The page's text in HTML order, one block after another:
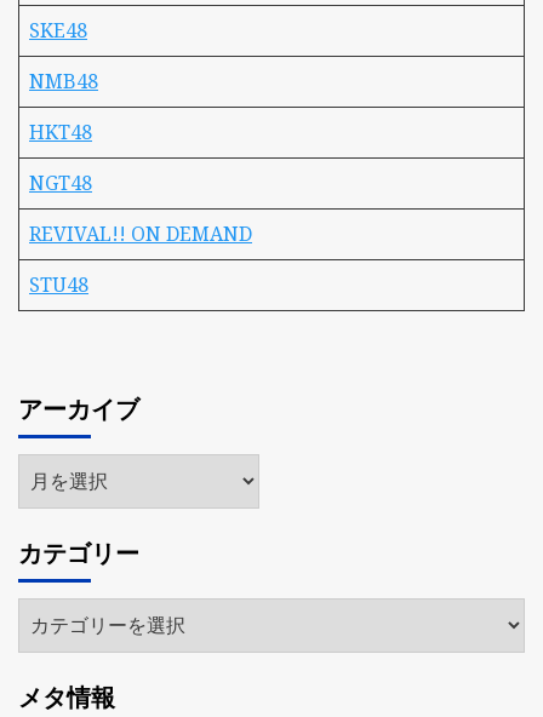
SKE48
NMB48
HKT48
NGT48
REVIVAL!! ON DEMAND
STU48
アーカイブ
ア
ー
イ
ブ
カテゴリー
テ
リ
メタ情報